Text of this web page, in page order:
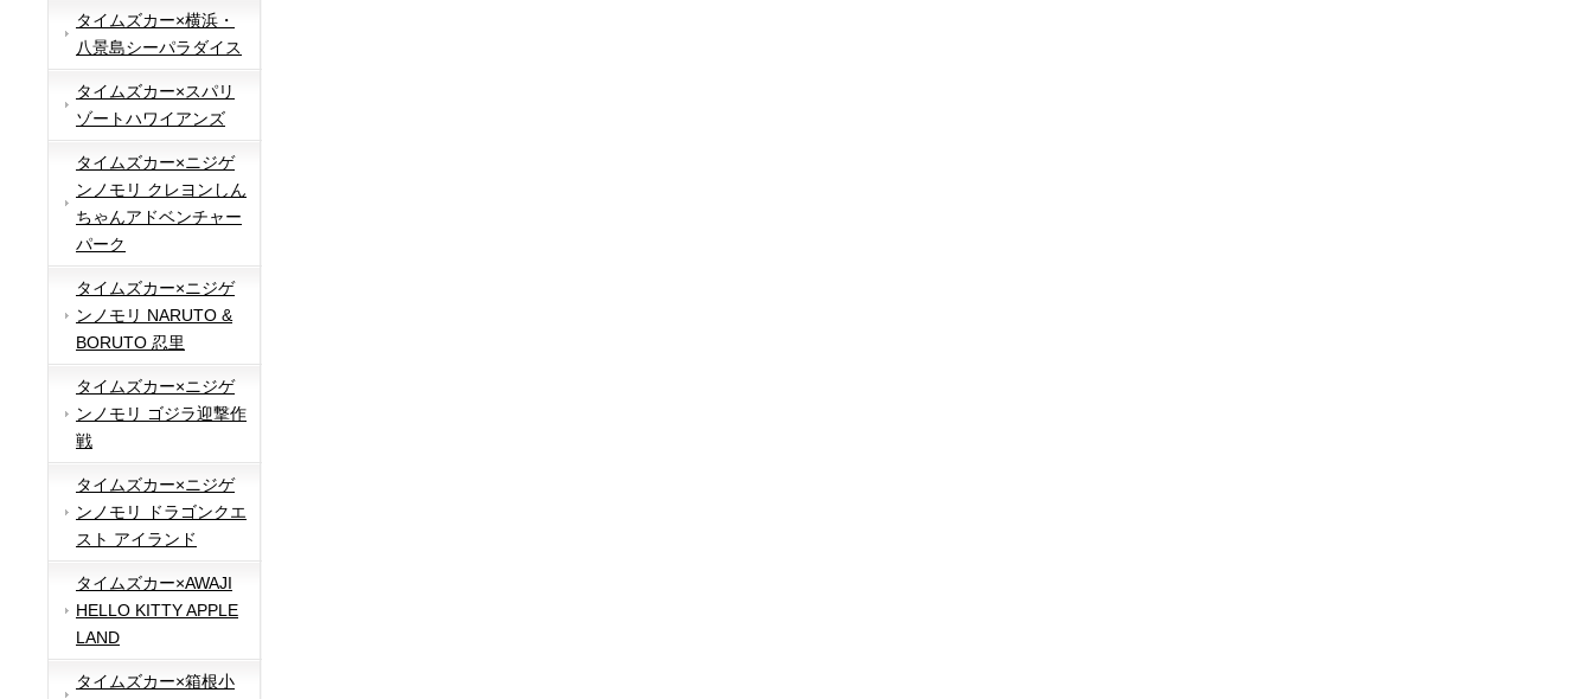
タイムズカー×横浜・
八景島シーパラダイス
タイムズカー×スパリ
ゾートハワイアンズ
タイムズカー×ニジゲ
ンノモリ クレヨンしん
ちゃんアドベンチャー
パーク
タイムズカー×ニジゲ
ンノモリ NARUTO &
BORUTO 忍里
タイムズカー×ニジゲ
ンノモリ ゴジラ迎撃作
戦
タイムズカー×ニジゲ
ンノモリ ドラゴンクエ
スト アイランド
タイムズカー×AWAJI
HELLO KITTY APPLE
LAND
タイムズカー×箱根小